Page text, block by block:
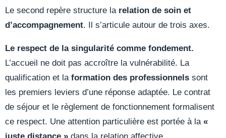
Le second repère structure la relation de soin et
d’accompagnement. Il s’articule autour de trois axes.
Le respect de la singularité comme fondement.
L’accueil ne doit pas accroître la vulnérabilité. La
qualification et la formation des professionnels sont
les premiers leviers d’une réponse adaptée. Le contrat
de séjour et le règlement de fonctionnement formalisent
ce respect. Une attention particulière est portée à la «